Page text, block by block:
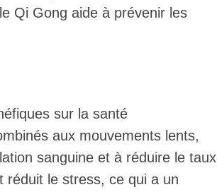
Qi Gong aide à prévenir les
sur la santé
aux mouvements lents,
sanguine et à réduire le taux
réduit le stress, ce qui a un